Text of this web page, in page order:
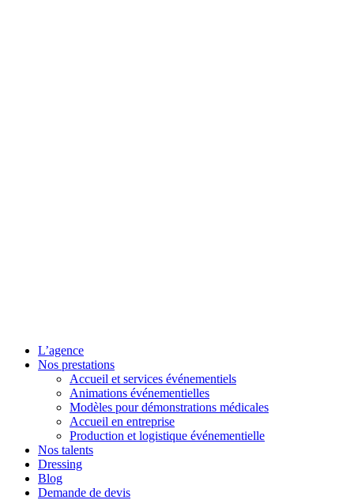
L’agence
Nos prestations
Accueil et services événementiels
Animations événementielles
Modèles pour démonstrations médicales
Accueil en entreprise
Production et logistique événementielle
Nos talents
Dressing
Blog
Demande de devis